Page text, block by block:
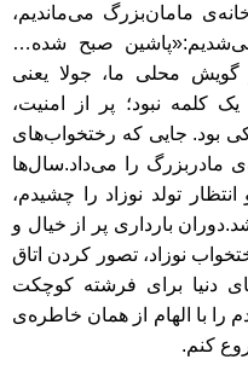
مامان‌بزرگ می‌ماندیم،
صبح شده…
گویش محلی ما، جولا یعنی
کلمه نبود؛ پر از امنیت،
بود. جایی که رختخواب‌های
مادربزرگ را می‌داد.سال‌ها
تولد نوزاد را چشیدم،
بارداری پر از خیال و
نوزاد، تصور کردن اتاق
دنیا برای فرشته کوچکت
با الهام از همان خاطره‌ی
کنم.